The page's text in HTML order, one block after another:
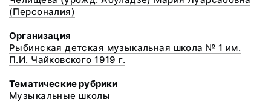
(Персоналия)
Организация
Рыбинская детская музыкальная школа № 1 им.
П.И. Чайковского 1919 г.
Тематические рубрики
Музыкальные школы